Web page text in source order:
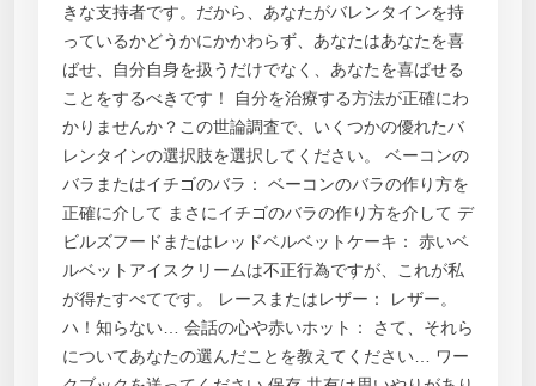
きな支持者です。だから、あなたがバレンタインを持
っているかどうかにかかわらず、あなたはあなたを喜
ばせ、自分自身を扱うだけでなく、あなたを喜ばせる
ことをするべきです！ 自分を治療する方法が正確にわ
かりませんか？この世論調査で、いくつかの優れたバ
レンタインの選択肢を選択してください。 ベーコンの
バラまたはイチゴのバラ： ベーコンのバラの作り方を
正確に介して まさにイチゴのバラの作り方を介して デ
ビルズフードまたはレッドベルベットケーキ： 赤いベ
ルベットアイスクリームは不正行為ですが、これが私
が得たすべてです。 レースまたはレザー： レザー。
ハ！知らない… 会話の心や赤いホット： さて、それら
についてあなたの選んだことを教えてください… ワー